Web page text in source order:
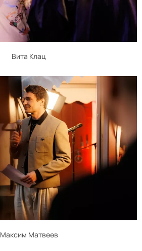
Вита Клац
Максим Матвеев